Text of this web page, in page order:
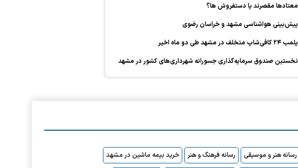
معتادها مقصرند یا دستفروش ها؟
پیش‌بینی هواشناسی مشهد و خراسان رضوی
پلمب ۲۴ کافی‌شاپ متخلف در مشهد طی دو ماه اخیر
نخستین صندوق سرمایه‌گذاری جسورانه شهرداری‌های کشور در مشهد
رسانه هنر و موسیقی رسانه فرهنگ و هنر
خرید بیمه ماشین در مشهد